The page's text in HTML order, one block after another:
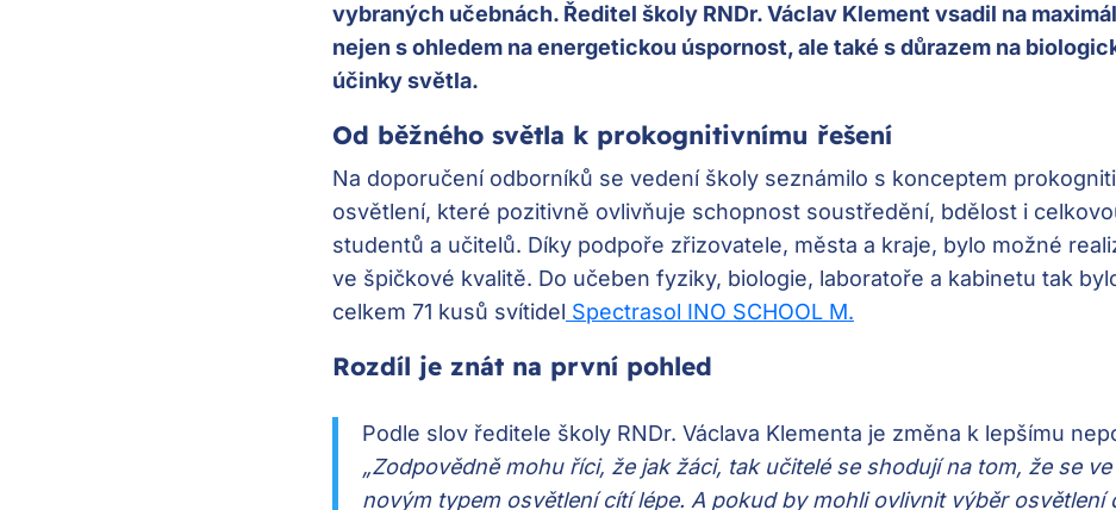
vybraných učebnách. Ředitel školy RNDr. Václav Klement vsadil na
nejen s ohledem na energetickou úspornost, ale také s důrazem na
účinky světla.
Od běžného světla k prokognitivnímu řešení
Na doporučení odborníků se vedení školy seznámilo s konceptem
osvětlení, které pozitivně ovlivňuje schopnost soustředění, bdělost i
studentů a učitelů. Díky podpoře zřizovatele, města a kraje, bylo možné
ve špičkové kvalitě. Do učeben fyziky, biologie, laboratoře a kabinetu tak
celkem 71 kusů svítidel Spectrasol INO SCHOOL M.
Rozdíl je znát na první pohled
Podle slov ředitele školy RNDr. Václava Klementa je změna k lepšímu
„Zodpovědně mohu říci, že jak žáci, tak učitelé se shodují na tom, že se
novým typem osvětlení cítí lépe. A pokud by mohli ovlivnit výběr osvětlení